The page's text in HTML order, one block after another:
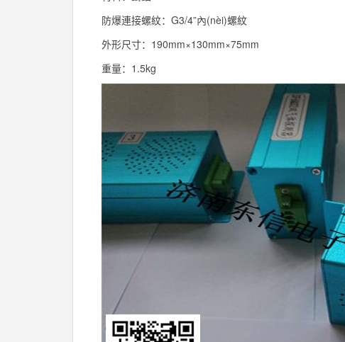
防爆連接螺紋：G3/4”內(nèi)螺紋
外形尺寸：190mm×130mm×75mm
重量：1.5kg